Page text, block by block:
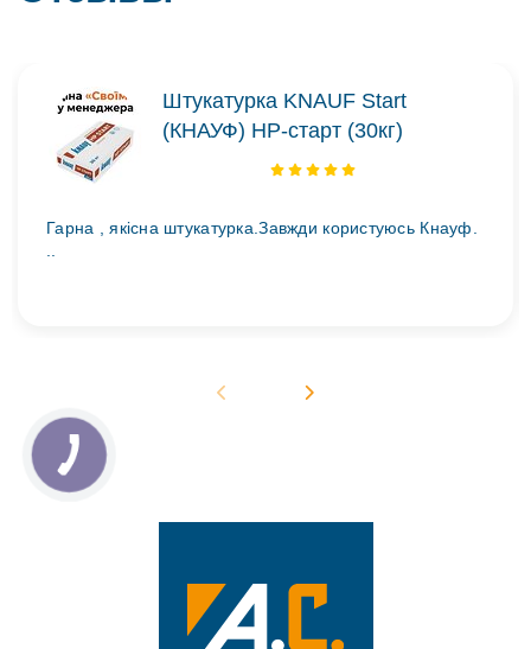
Штукатурка KNAUF Start
(КНАУФ) НР-старт (30кг)
Гарна , якісна штукатурка.Завжди користуюсь Кнауф.
..